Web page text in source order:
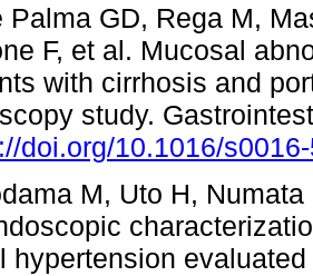
Palma GD, Rega M,
F, et al. Mucosal
with cirrhosis and
study.
doi.org/10.1016/
M, Uto H,
hypertension